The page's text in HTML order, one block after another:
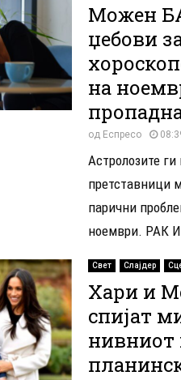
Можен
џебови
на
од Еспресо
Астролозите
претставници
парични
ноември. РАК
Свет Слајдер
Хари и
спијат